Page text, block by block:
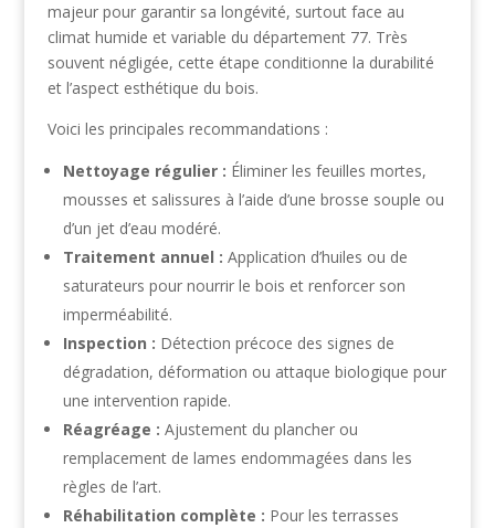
majeur pour garantir sa longévité, surtout face au
climat humide et variable du département 77. Très
souvent négligée, cette étape conditionne la durabilité
et l’aspect esthétique du bois.
Voici les principales recommandations :
Nettoyage régulier : Éliminer les feuilles mortes,
mousses et salissures à l’aide d’une brosse souple ou
d’un jet d’eau modéré.
Traitement annuel : Application d’huiles ou de
saturateurs pour nourrir le bois et renforcer son
imperméabilité.
Inspection : Détection précoce des signes de
dégradation, déformation ou attaque biologique pour
une intervention rapide.
Réagréage : Ajustement du plancher ou
remplacement de lames endommagées dans les
règles de l’art.
Réhabilitation complète : Pour les terrasses